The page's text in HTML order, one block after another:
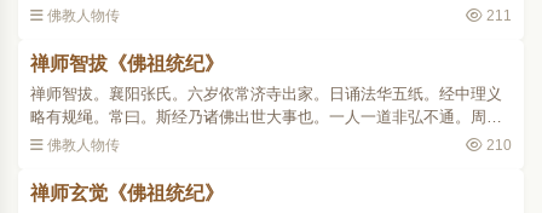
讲法华不赴。暨章安弘法称心。因求法华玄义。发卷一览。即便感
佛教人物传 211
禅师智拔《佛祖统纪》
禅师智拔。襄阳张氏。六岁依常济寺出家。日诵法华五纸。经中理义
略有规绳。常曰。斯经乃诸佛出世大事也。一人一道非弘不通。周听
既毕。入京师值吉藏禅师。命令覆述。师曰。一乘为云遂分为三亦可
佛教人物传 210
禅师玄觉《佛祖统纪》